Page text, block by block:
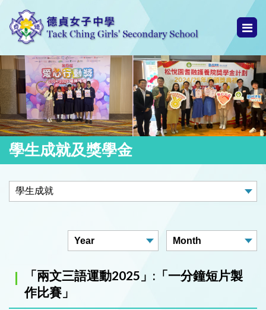
學生成就及獎學金
「兩文三語運動2025」:「一分鐘短片製
作比賽」